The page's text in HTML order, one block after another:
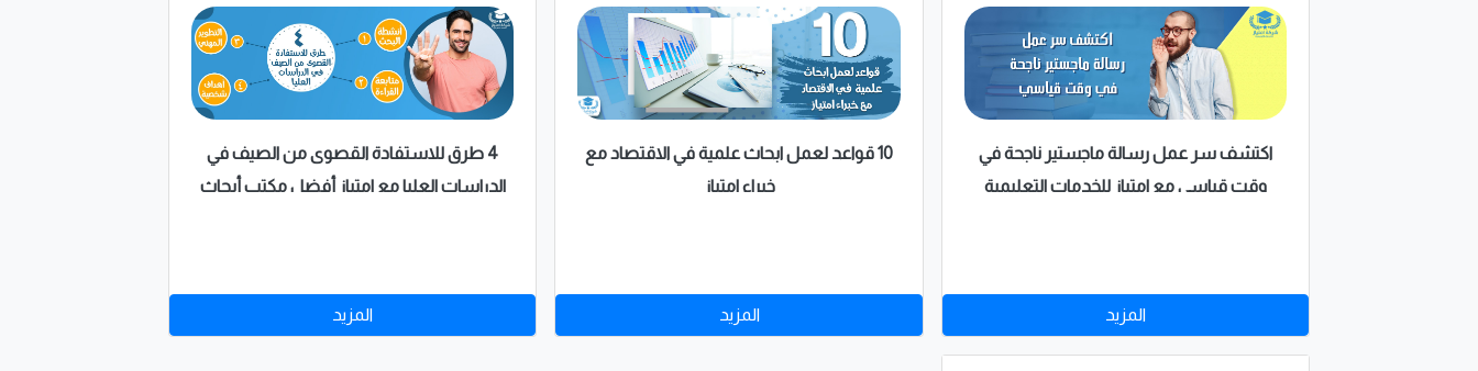
والمراجعة والتدقيق والنشر الخاصة بنا.
اكتشف سر عمل رسالة ماجستير ناجحة في
وقت قياسي مع امتياز للخدمات التعليمية
المزيد
10 قواعد لعمل ابحاث علمية في الاقتصاد مع
خبراء امتياز
المزيد
4 طرق للاستفادة القصوى من الصيف في
الدراسات العليا مع امتياز أفضل مكتب أبحاث
المزيد